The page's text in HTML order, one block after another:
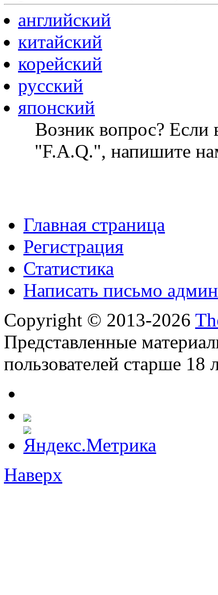
английский
китайский
корейский
русский
японский
Возник вопрос? Если
"F.A.Q.", напишите
Главная страница
Регистрация
Статистика
Написать письмо
Copyright © 2013-2026
Представленные
пользователей старше 18
Наверх